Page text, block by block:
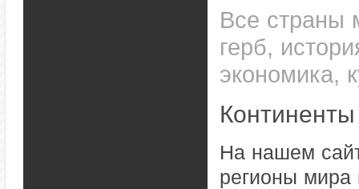
Все страны
герб,
экономика,
На нашем
регионы мира